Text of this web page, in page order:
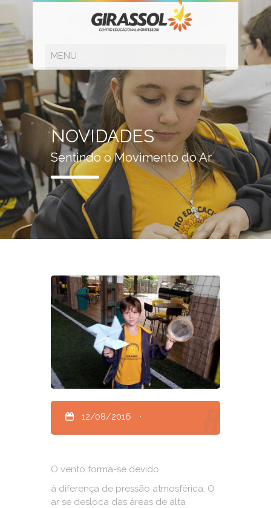
NOVIDADES
Sentindo o Movimento do Ar
12/08/2016 ·
O vento forma-se devido
à diferença de pressão atmosférica. O
ar se desloca das áreas de alta